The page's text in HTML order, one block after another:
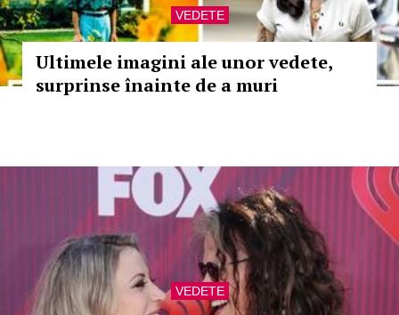
VEDETE
Ultimele imagini ale unor vedete,
surprinse înainte de a muri
VEDETE